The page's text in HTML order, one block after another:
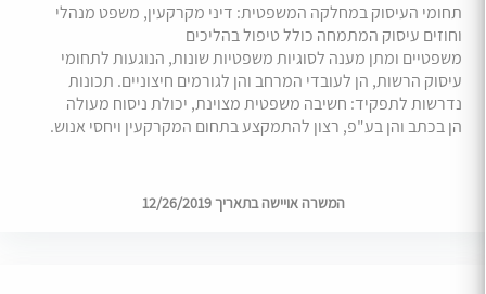
תחומי העיסוק במחלקה המשפטית: דיני מקרקעין, משפט מנהלי
וחוזים עיסוק המתמחה כולל טיפול בהליכים
משפטיים ומתן מענה לסוגיות משפטיות שונות, הנוגעות לתחומי
עיסוק הרשות, הן לעובדי המרחב והן לגורמים חיצוניים. תכונות
נדרשות לתפקיד: חשיבה משפטית מצוינת, יכולת ניסוח מעולה
הן בכתב והן בע"פ, רצון להתמקצע בתחום המקרקעין ויחסי אנוש.
המשרה אויישה בתאריך 12/26/2019